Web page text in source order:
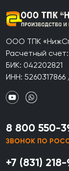
ООО ТПК
Расчетный
БИК: 042202821
ИНН: 5260317866
8 800 550-
ЗВОНОК ПО
+7 (831)